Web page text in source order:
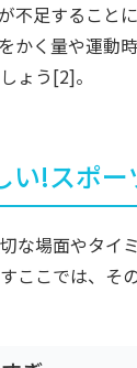
不足すること
かく量や運動
ょう[2]。
い!スポ
な場面やタイ
ここでは、そ